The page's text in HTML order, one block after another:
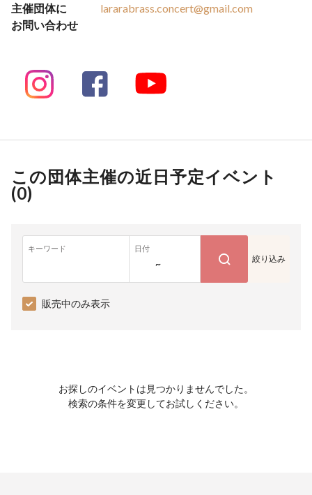
主催団体に
お問い合わせ
lararabrass.concert@gmail.com
この団体主催の近日予定イベント
(0)
キーワード 日付
~ 絞り込み
販売中のみ表示
お探しのイベントは見つかりませんでした。
検索の条件を変更してお試しください。